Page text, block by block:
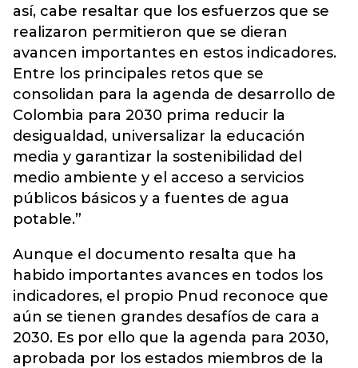
así, cabe resaltar que los esfuerzos que se
realizaron permitieron que se dieran
avancen importantes en estos indicadores.
Entre los principales retos que se
consolidan para la agenda de desarrollo de
Colombia para 2030 prima reducir la
desigualdad, universalizar la educación
media y garantizar la sostenibilidad del
medio ambiente y el acceso a servicios
públicos básicos y a fuentes de agua
potable.”
Aunque el documento resalta que ha
habido importantes avances en todos los
indicadores, el propio Pnud reconoce que
aún se tienen grandes desafíos de cara a
2030. Es por ello que la agenda para 2030,
aprobada por los estados miembros de la